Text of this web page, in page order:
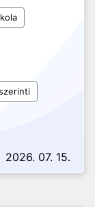
2026. 07. 15.